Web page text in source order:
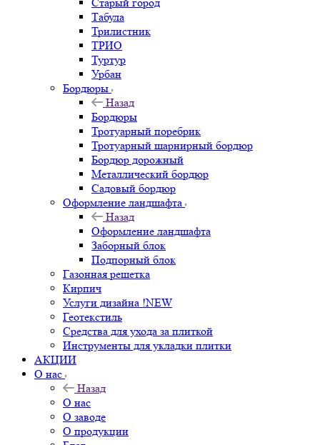
Табула
Трилистник
ТРИО
Туртур
Урбан
Бордюры
Назад
Бордюры
Тротуарный поребрик
Тротуарный шарнирный бордюр
Бордюр дорожный
Металлический бордюр
Садовый бордюр
Оформление ландшафта
Назад
Оформление ландшафта
Заборный блок
Подпорный блок
Газонная решетка
Кирпич
Услуги дизайна !NEW
Геотекстиль
Средства для ухода за плиткой
Инструменты для укладки плитки
АКЦИИ
О нас
Назад
О нас
О заводе
О продукции